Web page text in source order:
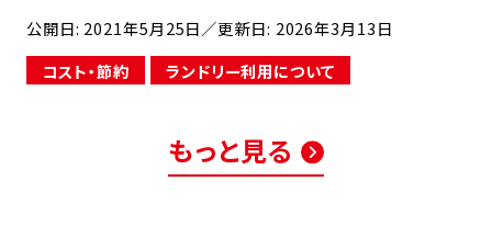
濯物がたくさん出て何度も洗濯しなけれ […]
公開日: 2021年5月25日 ／更新日: 2026年3月13日
コスト・節約
ランドリー利用について
もっと見る